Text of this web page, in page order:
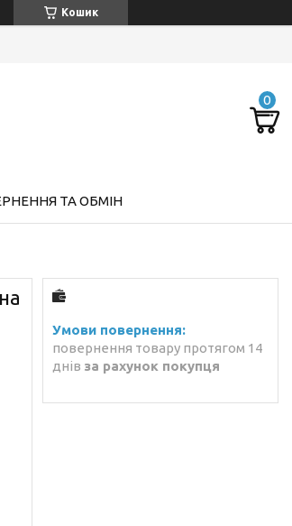
Кошик
ТА ОБМІН
повернення товару протягом 14
днів за рахунок покупця